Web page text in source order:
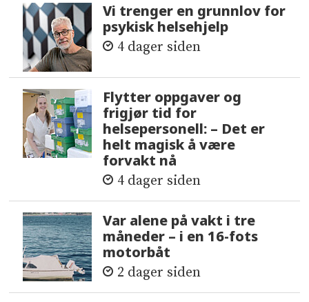
Vi trenger en grunnlov for
psykisk helsehjelp
4 dager siden
Flytter oppgaver og
frigjør tid for
helsepersonell: – Det er
helt magisk å være
forvakt nå
4 dager siden
Var alene på vakt i tre
måneder – i en 16-fots
motorbåt
2 dager siden